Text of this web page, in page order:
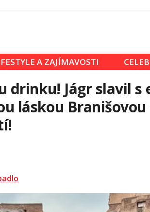
A ZAJÍMAVOSTI
drinku! Jágr slavil s
láskou Branišovou